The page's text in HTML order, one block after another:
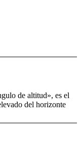
de altitud», es el
del horizonte